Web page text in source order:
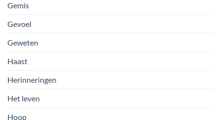
Gemis
Gevoel
Geweten
Haast
Herinneringen
Het leven
Hoop